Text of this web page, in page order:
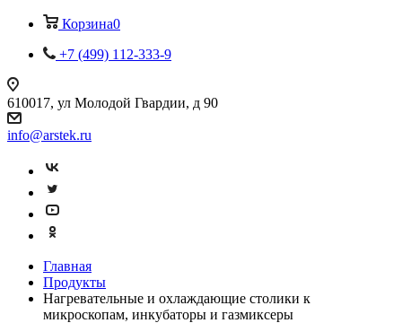
Корзина0
+7 (499) 112-333-9
610017, ул Молодой Гвардии, д 90
info@arstek.ru
Главная
Продукты
Нагревательные и охлаждающие столики к
микроскопам, инкубаторы и газмиксеры